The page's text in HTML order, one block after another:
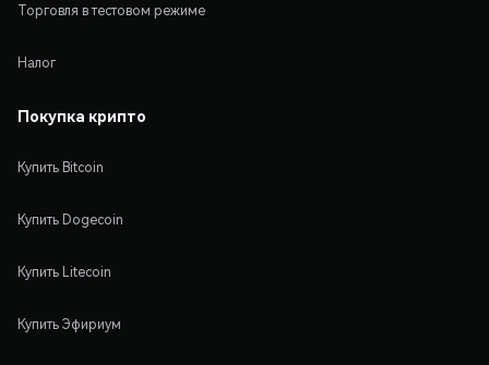
Торговля в тестовом режиме
Налог
Покупка крипто
Купить Bitcoin
Купить Dogecoin
Купить Litecoin
Купить Эфириум